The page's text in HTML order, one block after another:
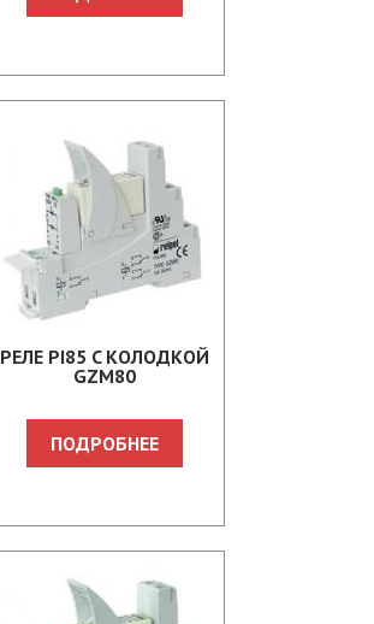
PЕЛЕ PI85 C КOЛOДКOЙ
GZM80
ПОДРОБНЕЕ